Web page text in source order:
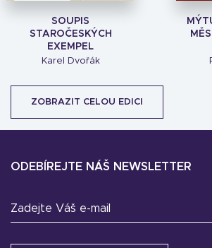
SOUPIS
STAROČESKÝCH
EXEMPEL
Karel Dvořák
ZOBRAZIT CELOU EDICI
ODEBÍREJTE NÁŠ NEWSLETTER
Zadejte Váš e-mail